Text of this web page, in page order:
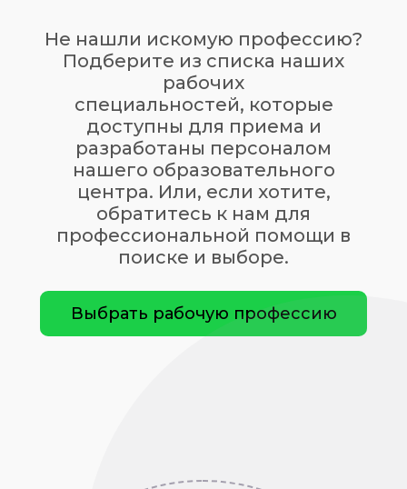
Не нашли искомую профессию?
Подберите из списка наших
рабочих
специальностей, которые
доступны для приема и
разработаны персоналом
нашего образовательного
центра. Или, если хотите,
обратитесь к нам для
профессиональной помощи в
поиске и выборе.
Выбрать рабочую профессию